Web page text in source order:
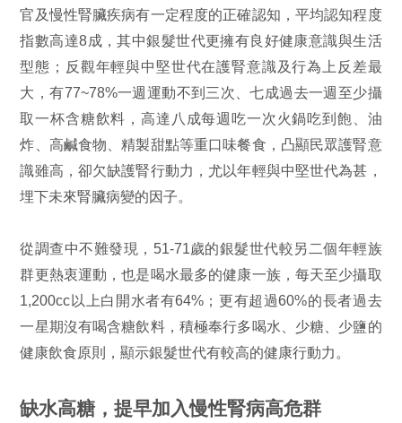
官及慢性腎臟疾病有一定程度的正確認知，平均認知程度
指數高達8成，其中銀髮世代更擁有良好健康意識與生活
型態；反觀年輕與中堅世代在護腎意識及行為上反差最
大，有77~78%一週運動不到三次、七成過去一週至少攝
取一杯含糖飲料，高達八成每週吃一次火鍋吃到飽、油
炸、高鹹食物、精製甜點等重口味餐食，凸顯民眾護腎意
識雖高，卻欠缺護腎行動力，尤以年輕與中堅世代為甚，
埋下未來腎臟病變的因子。
從調查中不難發現，51-71歲的銀髮世代較另二個年輕族
群更熱衷運動，也是喝水最多的健康一族，每天至少攝取
1,200cc以上白開水者有64%；更有超過60%的長者過去
一星期沒有喝含糖飲料，積極奉行多喝水、少糖、少鹽的
健康飲食原則，顯示銀髮世代有較高的健康行動力。
缺水高糖，提早加入慢性腎病高危群